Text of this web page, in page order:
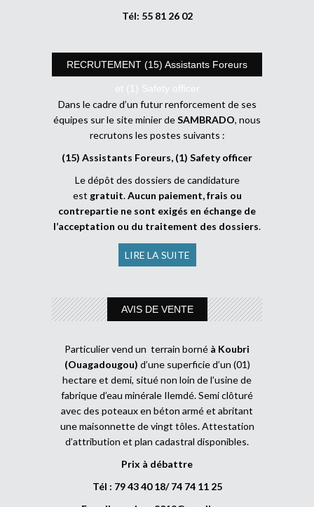
Tél: 55 81 26 02
RECRUTEMENT (15) Assistants Foreurs
et (1) Safety officer
Dans le cadre d’un futur renforcement de ses
équipes sur le site minier deSAMBRADO, nous
recrutons les postes suivants :
(15) Assistants Foreurs, (1) Safety officer
Le dépôt des dossiers de candidature
est gratuit.Aucun paiement, frais ou
contrepartie ne sont exigés en échange de
l’acceptation ou du traitement des dossiers.
LIRE LA SUITE
AVIS DE VENTE
Particulier vend un terrain borné à Koubri
(Ouagadougou) d’une superficie d’un (01)
hectare et demi, situé non loin de l’usine de
fabrique d’eau minérale Ilemdé. Semi clôturé
avec des poteaux en béton armé et abritant
une maisonnette de vingt tôles. Attestation
d’attribution et plan cadastral disponibles.
Prix à débattre
Tél : 79 43 40 18/ 74 74 11 25